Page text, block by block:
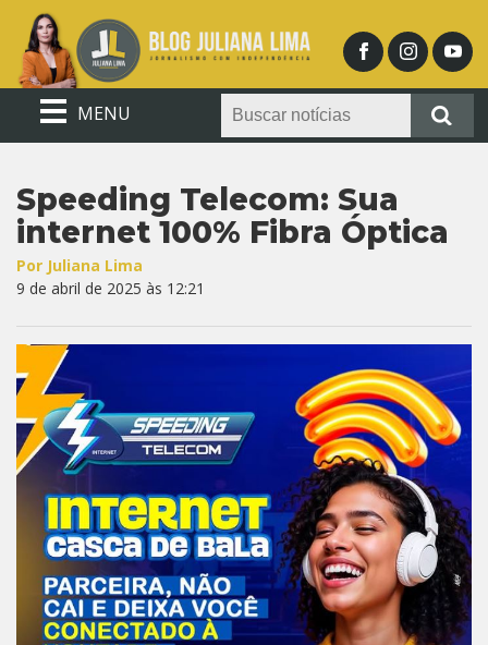
MENU
Speeding Telecom: Sua
internet 100% Fibra Óptica
Por Juliana Lima
9 de abril de 2025 às 12:21